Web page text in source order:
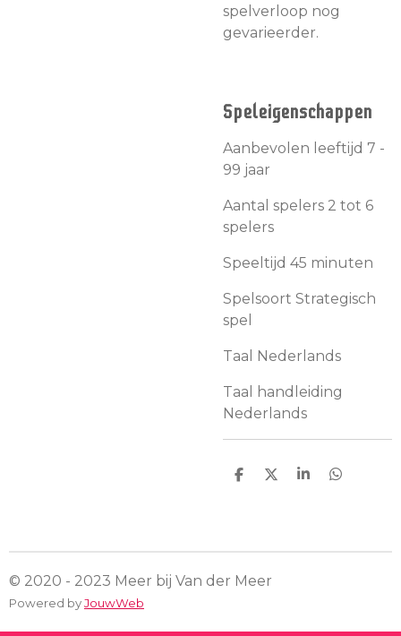
spelverloop nog
gevarieerder.
Speleigenschappen
Aanbevolen leeftijd 7 -
99 jaar
Aantal spelers 2 tot 6
spelers
Speeltijd 45 minuten
Spelsoort Strategisch
spel
Taal Nederlands
Taal handleiding
Nederlands
D
D
S
D
© 2020 - 2023 Meer bij Van der Meer
Powered byJouwWeb